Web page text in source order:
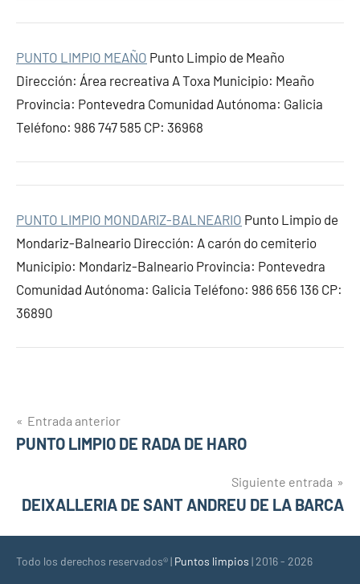
PUNTO LIMPIO MEAÑO Punto Limpio de Meaño
Dirección: Área recreativa A Toxa Municipio: Meaño
Provincia: Pontevedra Comunidad Autónoma: Galicia
Teléfono: 986 747 585 CP: 36968
PUNTO LIMPIO MONDARIZ-BALNEARIO Punto Limpio de
Mondariz-Balneario Dirección: A carón do cemiterio
Municipio: Mondariz-Balneario Provincia: Pontevedra
Comunidad Autónoma: Galicia Teléfono: 986 656 136 CP:
36890
Navegación
de
Entrada anterior
PUNTO LIMPIO DE RADA DE HARO
Siguiente entrada
DEIXALLERIA DE SANT ANDREU DE LA BARCA
Todo los derechos reservados® | Puntos limpios | 2016 - 2026